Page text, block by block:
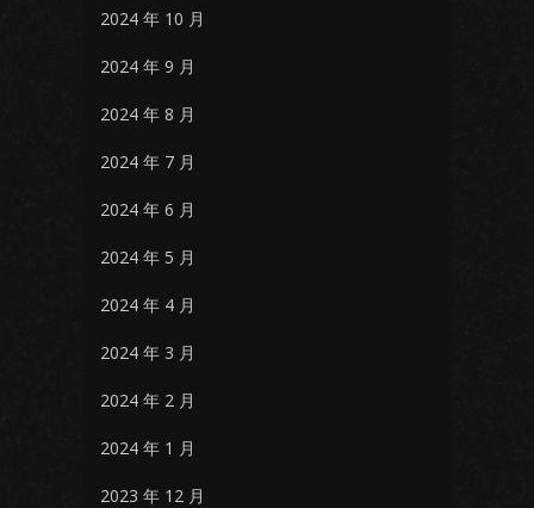
2024 年 10 月
2024 年 9 月
2024 年 8 月
2024 年 7 月
2024 年 6 月
2024 年 5 月
2024 年 4 月
2024 年 3 月
2024 年 2 月
2024 年 1 月
2023 年 12 月